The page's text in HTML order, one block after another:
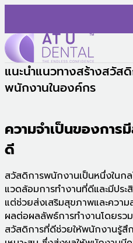
content
AT U Dental Co.Ltd
สร้างประสบการณ์ใหม่ ไปกับร
แนะนำแนวทางสร้างสวัส
พนักงานในองค์กร
ความจำเป็นของกา
ดี
สวัสดิการพนักงานเป็นหนึ่งในก
แวดล้อมการทำงานที่ดีและมีปร
แต่ช่วยส่งเสริมสุขภาพและควา
ผลต่อผลลัพธ์การทำงานโดยร
สวัสดิการที่ดีช่วยให้พนักงานรู้สึ